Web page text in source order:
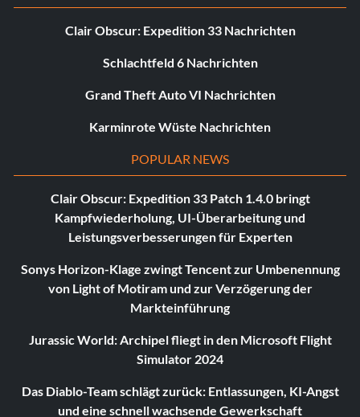
Clair Obscur: Expedition 33 Nachrichten
Schlachtfeld 6 Nachrichten
Grand Theft Auto VI Nachrichten
Karminrote Wüste Nachrichten
POPULAR NEWS
Clair Obscur: Expedition 33 Patch 1.4.0 bringt
Kampfwiederholung, UI-Überarbeitung und
Leistungsverbesserungen für Experten
Sonys Horizon-Klage zwingt Tencent zur Umbenennung
von Light of Motiram und zur Verzögerung der
Markteinführung
Jurassic World: Archipel fliegt in den Microsoft Flight
Simulator 2024
Das Diablo-Team schlägt zurück: Entlassungen, KI-Angst
und eine schnell wachsende Gewerkschaft